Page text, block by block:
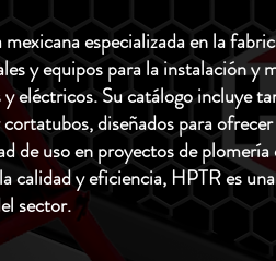
especializada en la
y equipos para la instalación y
eléctricos. Su catálogo incluye
cortatubos, diseñados para
de uso en proyectos de
calidad y eficiencia, HPTR es
sector.